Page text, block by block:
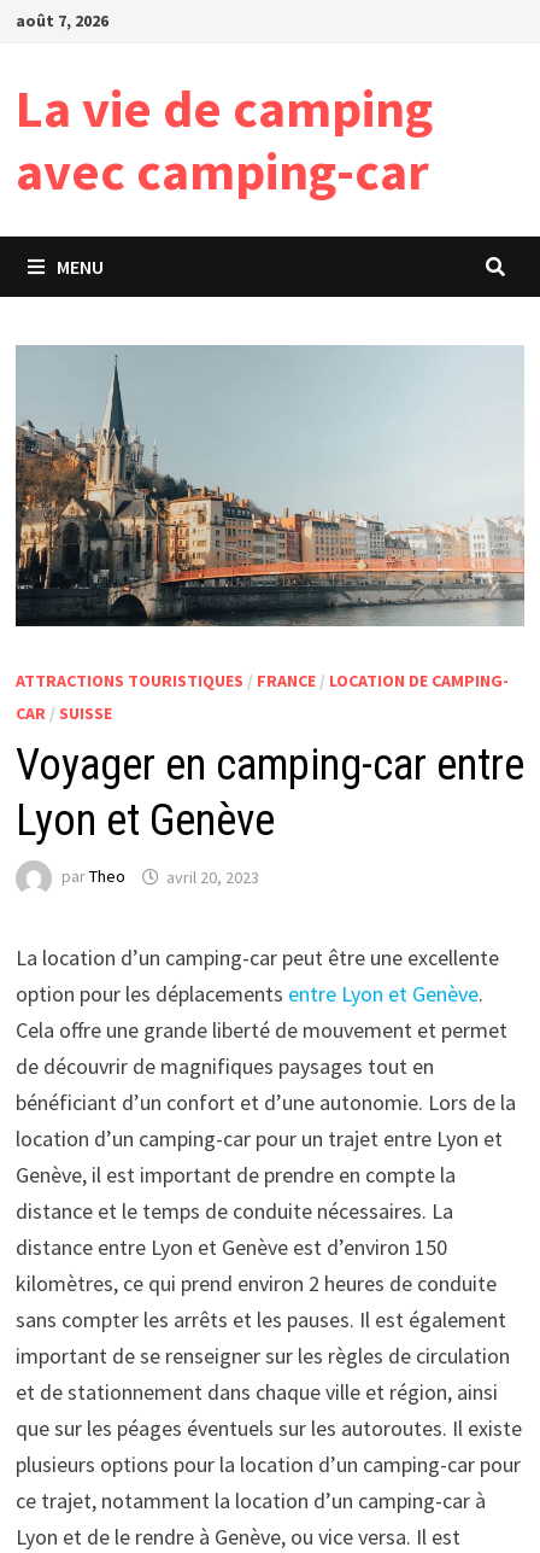
Passer
août 7, 2026
La vie de camping
avec camping-car
MENU
ATTRACTIONS TOURISTIQUES / FRANCE/ LOCATION DE CAMPING-
CAR/ SUISSE
Voyager en camping-car entre
Lyon et Genève
parTheo avril 20, 2023
La location d’un camping-car peut être une excellente
option pour les déplacements entre Lyon et Genève.
Cela offre une grande liberté de mouvement et permet
de découvrir de magnifiques paysages tout en
bénéficiant d’un confort et d’une autonomie. Lors de la
location d’un camping-car pour un trajet entre Lyon et
Genève, il est important de prendre en compte la
distance et le temps de conduite nécessaires. La
distance entre Lyon et Genève est d’environ 150
kilomètres, ce qui prend environ 2 heures de conduite
sans compter les arrêts et les pauses. Il est également
important de se renseigner sur les règles de circulation
et de stationnement dans chaque ville et région, ainsi
que sur les péages éventuels sur les autoroutes. Il existe
plusieurs options pour la location d’un camping-car pour
ce trajet, notamment la location d’un camping-car à
Lyon et de le rendre à Genève, ou vice versa. Il est